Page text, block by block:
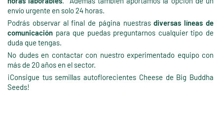
envío urgente en solo 24 horas.
Podrás observar al final de página nuestrasdiversas líneas de
comunicación para que puedas preguntarnos cualquier tipo de
duda que tengas.
No dudes en contactar con nuestro experimentado equipo con
más de 20 años en el sector.
¡Consigue tus semillas autoflorecientes Cheese de Big Buddha
Seeds!